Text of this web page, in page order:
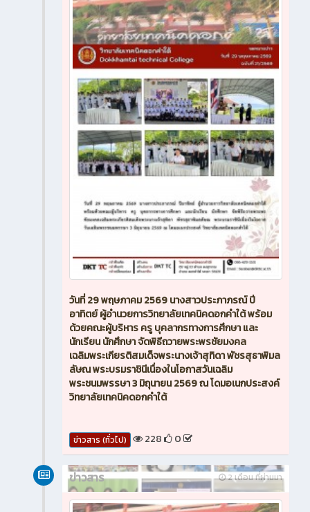
วันที่ 29 พฤษภาคม 2569 นางสาวประภาภรณ์ ปี
อาทิตย์ ผู้อำนวยการวิทยาลัยเทคนิคดอกคำใต้ พร้อม
ด้วยคณะผู้บริหาร ครู บุคลากรทางการศึกษา และ
นักเรียน นักศึกษา จัดพิธีถวายพระพรชัยมงคล
เฉลิมพระเกียรติสมเด็จพระนางเจ้าสุทิดา พัชรสุธาพิมล
ลัษณ พระบรมราชินีเนื่องในโอกาสวันเฉลิม
พระชนมพรรษา 3 มิถุนายน 2569 ณ โดมอเนกประสงค์
วิทยาลัยเทคนิคดอกคำใต้
ข่าวสาร (ทั่วไป) 228 0
2 เดือน ที่ผ่านมา
ข่าวสาร